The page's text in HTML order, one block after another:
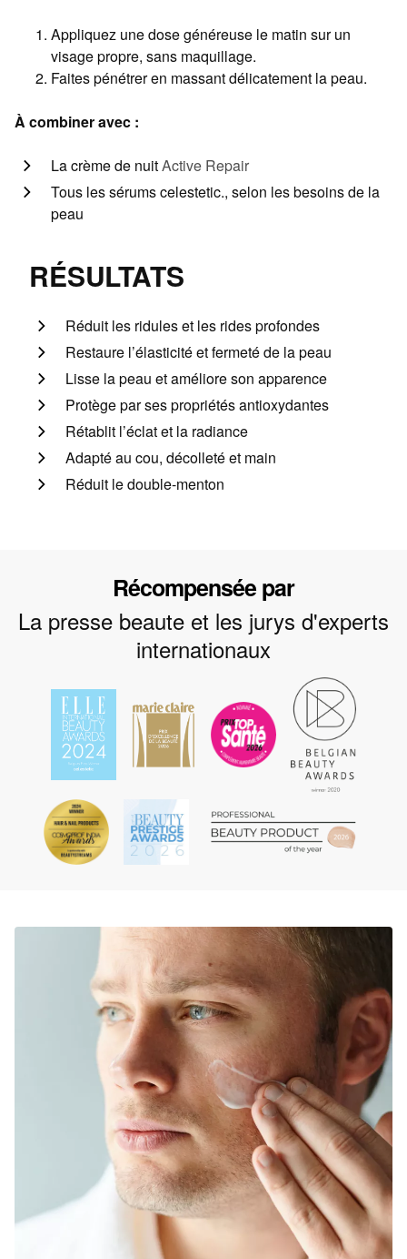
Appliquez une dose généreuse le matin sur un
visage propre, sans maquillage.
Faites pénétrer en massant délicatement la peau.
À combiner avec :
La crème de nuitActive Repair
Tous les sérums celestetic., selon les besoins de la
peau
RÉSULTATS
Réduit les ridules et les rides profondes
Restaure l’élasticité et fermeté de la peau
Lisse la peau et améliore son apparence
Protège par ses propriétés antioxydantes
Rétablit l’éclat et la radiance
Adapté au cou, décolleté et main
Réduit le double-menton
Récompensée par
La presse beaute et les jurys d'experts
internationaux